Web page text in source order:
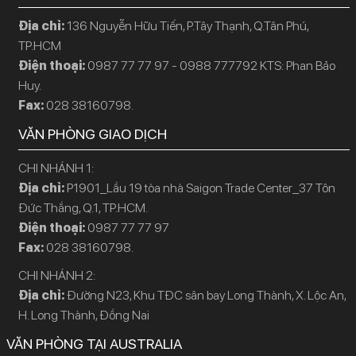
Địa chỉ: 136 Nguyễn Hữu Tiến, P.Tây Thạnh, Q.Tân Phú,
TP.HCM
Điện thoại: 0987 77 77 97 - 0988 777792 KTS: Phan Bảo
Huy.
Fax: 028 38160798.
VĂN PHÒNG GIAO DỊCH
CHI NHÁNH 1:
Địa chỉ: P1901_Lầu 19 tòa nhà Saigon Trade Center_37 Tôn
Đức Thắng, Q.1, TP.HCM.
Điện thoại: 0987 77 77 97
Fax: 028 38160798.
CHI NHÁNH 2:
Địa chỉ:Đường N23, Khu TĐC sân bay Long Thành, X. Lộc An,
H. Long Thành, Đồng Nai
VĂN PHÒNG TẠI AUSTRALIA